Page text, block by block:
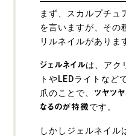
まず、スカルプチュ
を言いますが、その
リルネイルがありま
ジェルネイルは、アク
トやLEDライトなど
爪のことで、
ツヤツ
なるのが特徴 です。
しかしジェルネイル